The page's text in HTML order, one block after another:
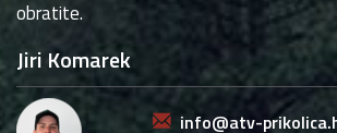
obratite.
Jiri Komarek
info@atv-